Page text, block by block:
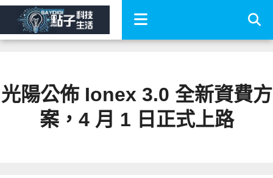
光陽公佈 Ionex 3.0 全新資費方
案，4 月 1 日正式上路